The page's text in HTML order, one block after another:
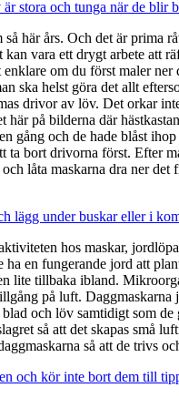
här års. Och det är prima
kan vara ett drygt arbete att
om du först maler ner
ska helst göra det allt
drivor av löv. Det orkar
här på bilderna där
gång och de hade blåst
ta bort drivorna först. Efter
låta maskarna dra ner det
hos maskar,
ha en fungerande jord att
lite tillbaka ibland.
på luft. Daggmaskarna
och löv samtidigt som de
så att det skapas små
så att de trivs